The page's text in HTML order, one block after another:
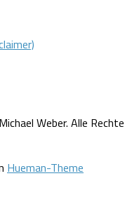
Weber. Alle Rechte
Hueman-Theme